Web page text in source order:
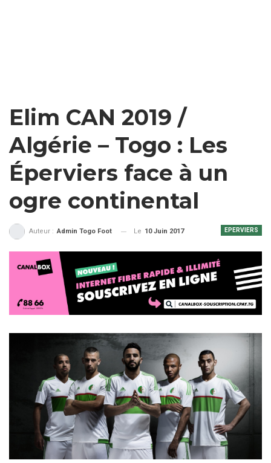
Elim CAN 2019 /
Algérie – Togo : Les
Éperviers face à un
ogre continental
EPERVIERS
Auteur : Admin Togo Foot Le 10 Juin 2017